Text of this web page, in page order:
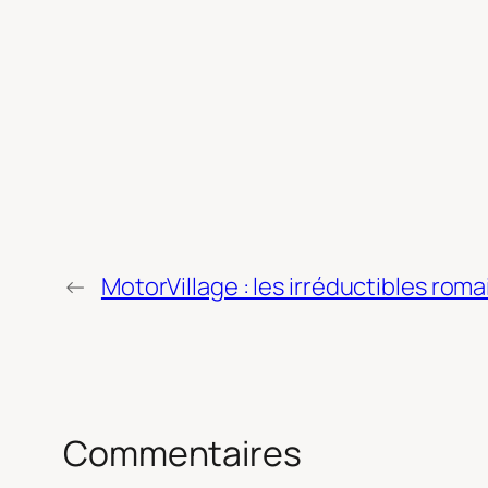
← MotorVillage : les irréductibles
Commentaires